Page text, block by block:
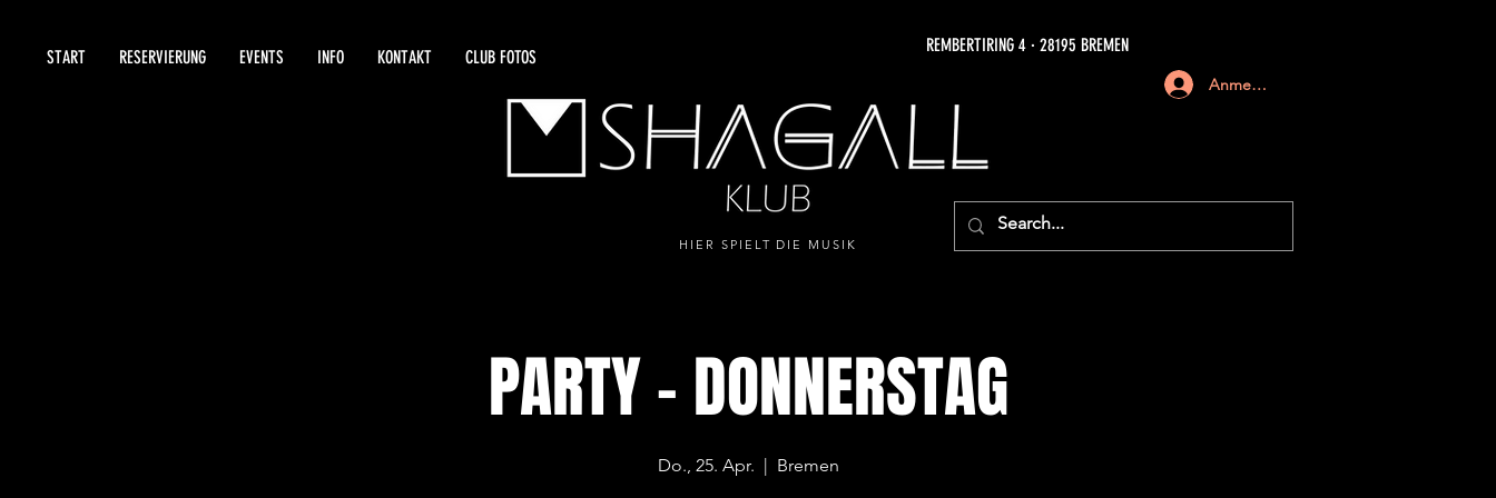
START RESERVIERUNG EVENTS INFO KONTAKT CLUB FOTOS
REMBERTIRING 4 · 28195 BREMEN
HIER SPIELT DIE MUSIK
Anmelden
PARTY - DONNERSTAG
Do., 25. Apr.
  |
Bremen